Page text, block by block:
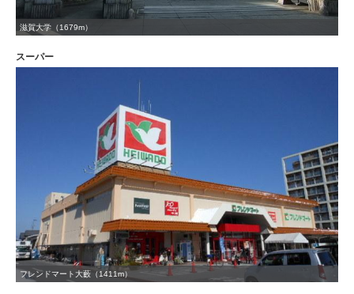
滋賀大学（1679m）
スーパー
フレンドマート大藪（1411m）